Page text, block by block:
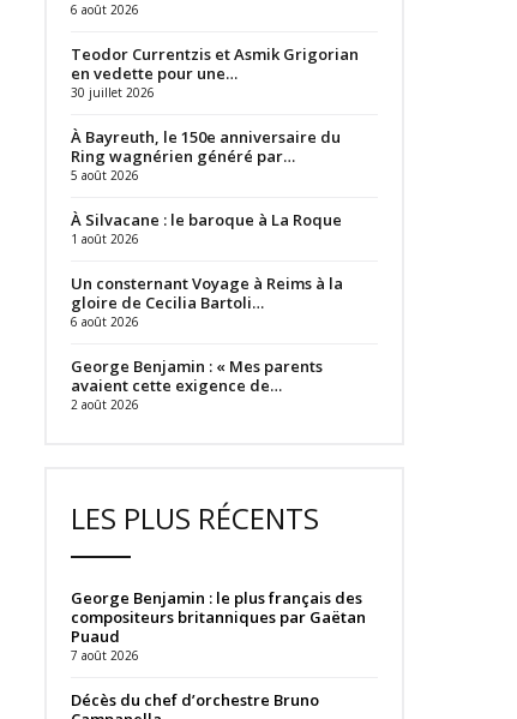
6 août 2026
Teodor Currentzis et Asmik Grigorian
en vedette pour une…
30 juillet 2026
À Bayreuth, le 150e anniversaire du
Ring wagnérien généré par…
5 août 2026
À Silvacane : le baroque à La Roque
1 août 2026
Un consternant Voyage à Reims à la
gloire de Cecilia Bartoli…
6 août 2026
George Benjamin : « Mes parents
avaient cette exigence de…
2 août 2026
LES PLUS RÉCENTS
George Benjamin : le plus français des
compositeurs britanniques par Gaëtan
Puaud
7 août 2026
Décès du chef d’orchestre Bruno